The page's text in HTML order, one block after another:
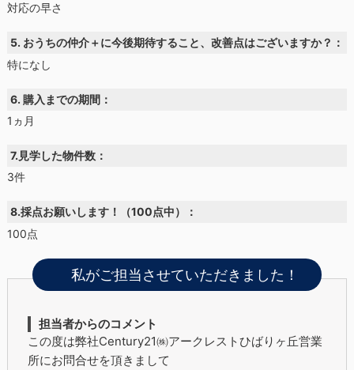
対応の早さ
5. おうちの仲介＋に今後期待すること、改善点はございますか？：
特になし
6. 購入までの期間：
1ヵ月
7.見学した物件数：
3件
8.採点お願いします！（100点中）：
100点
私がご担当させていただきました！
担当者からのコメント
この度は弊社Century21㈱アークレストひばりヶ丘営業
所にお問合せを頂きまして